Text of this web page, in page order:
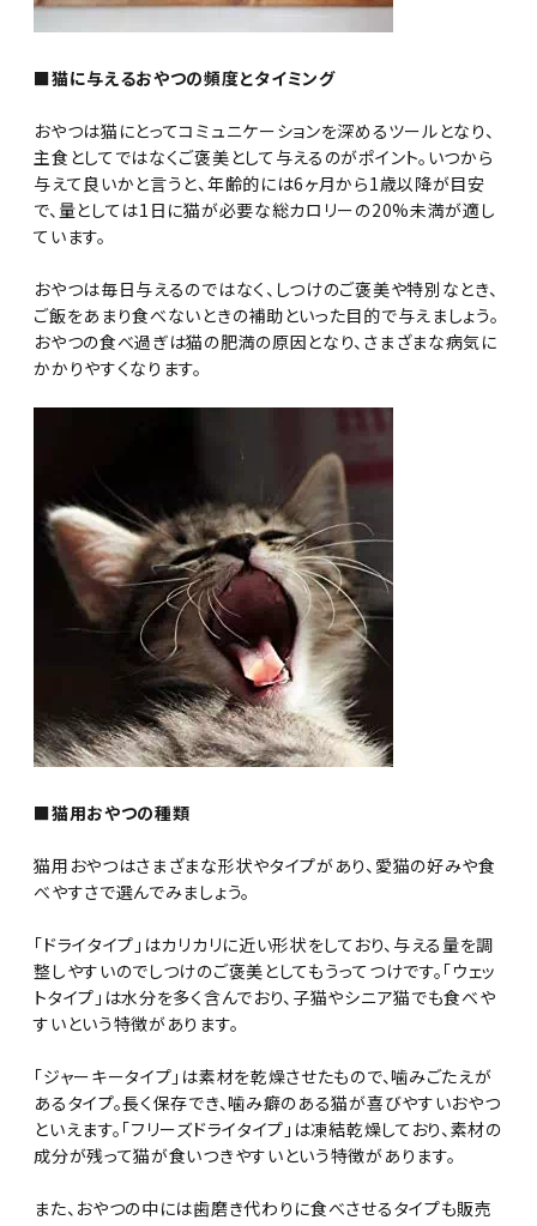
■猫に与えるおやつの頻度とタイミング
おやつは猫にとってコミュニケーションを深めるツールとなり、
主食としてではなくご褒美として与えるのがポイント。いつから
与えて良いかと言うと、年齢的には6ヶ月から1歳以降が目安
で、量としては1日に猫が必要な総カロリーの20%未満が適し
ています。
おやつは毎日与えるのではなく、しつけのご褒美や特別なとき、
ご飯をあまり食べないときの補助といった目的で与えましょう。
おやつの食べ過ぎは猫の肥満の原因となり、さまざまな病気に
かかりやすくなります。
■猫用おやつの種類
猫用おやつはさまざまな形状やタイプがあり、愛猫の好みや食
べやすさで選んでみましょう。
「ドライタイプ」はカリカリに近い形状をしており、与える量を調
整しやすいのでしつけのご褒美としてもうってつけです。「ウェッ
トタイプ」は水分を多く含んでおり、子猫やシニア猫でも食べや
すいという特徴があります。
「ジャーキータイプ」は素材を乾燥させたもので、噛みごたえが
あるタイプ。長く保存でき、噛み癖のある猫が喜びやすいおやつ
といえます。「フリーズドライタイプ」は凍結乾燥しており、素材の
成分が残って猫が食いつきやすいという特徴があります。
また、おやつの中には歯磨き代わりに食べさせるタイプも販売